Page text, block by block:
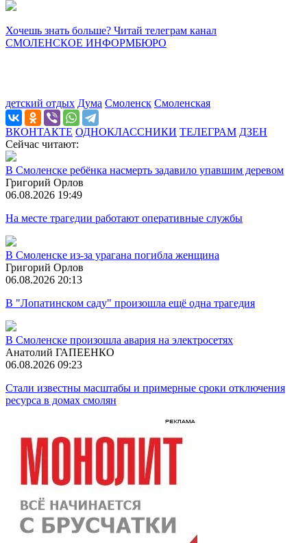
Хочешь знать больше? Читай телеграм канал
СМОЛЕНСКОЕ ИНФОРМБЮРО
детский отдых Дума Смоленск Смоленская
ВКОНТАКТЕ ОДНОКЛАССНИКИ ТЕЛЕГРАМ ДЗЕН
Сейчас читают:
В Смоленске ребёнка насмерть задавило упавшим деревом
Григорий Орлов
06.08.2026 19:49
На месте трагедии работают оперативные службы
В Смоленске из-за урагана погибла женщина
Григорий Орлов
06.08.2026 20:13
В "Лопатинском саду" произошла ещё одна трагедия
В Смоленске произошла авария на электросетях
Анатолий ГАПЕЕНКО
06.08.2026 09:23
Стали известны масштабы и примерные сроки отключения
ресурса в домах смолян